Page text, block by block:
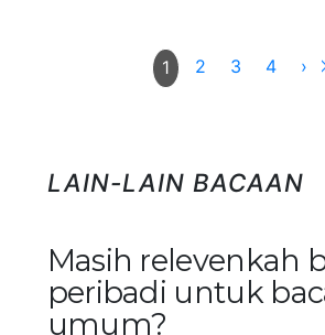
1 2 3 4 ›
LAIN-LAIN BACAAN
Masih relevenkah
peribadi untuk
umum?